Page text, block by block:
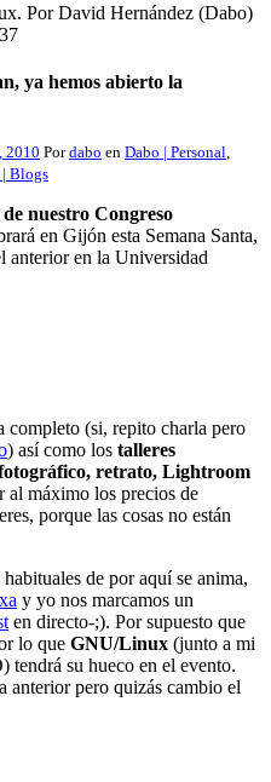
Por David Hernández (Dabo)
ya hemos abierto la
2010 Pordabo en Dabo | Personal,
| Blogs
nuestro Congreso
en Gijón esta Semana Santa,
anterior en la Universidad
completo (si, repito charla pero
) así como los talleres
retrato, Lightroom
al máximo los precios de
porque las cosas no están
de por aquí se anima,
y yo nos marcamos un
en directo-;). Por supuesto que
lo que GNU/Linux (junto a mi
su hueco en el evento.
anterior pero quizás cambio el